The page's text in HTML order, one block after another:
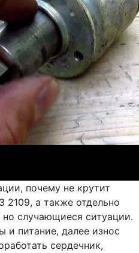
почему не крутит
2109, а также отдельно
случающиеся ситуации.
и питание, далее износ
сердечник,